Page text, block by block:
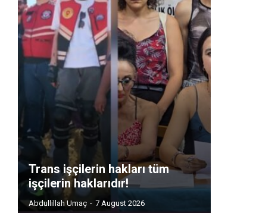
Trans işçilerin hakları tüm
işçilerin haklarıdır!
Abdullillah Umaç - 7 August 2026